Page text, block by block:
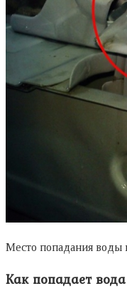
Место попадания воды
Как попадает